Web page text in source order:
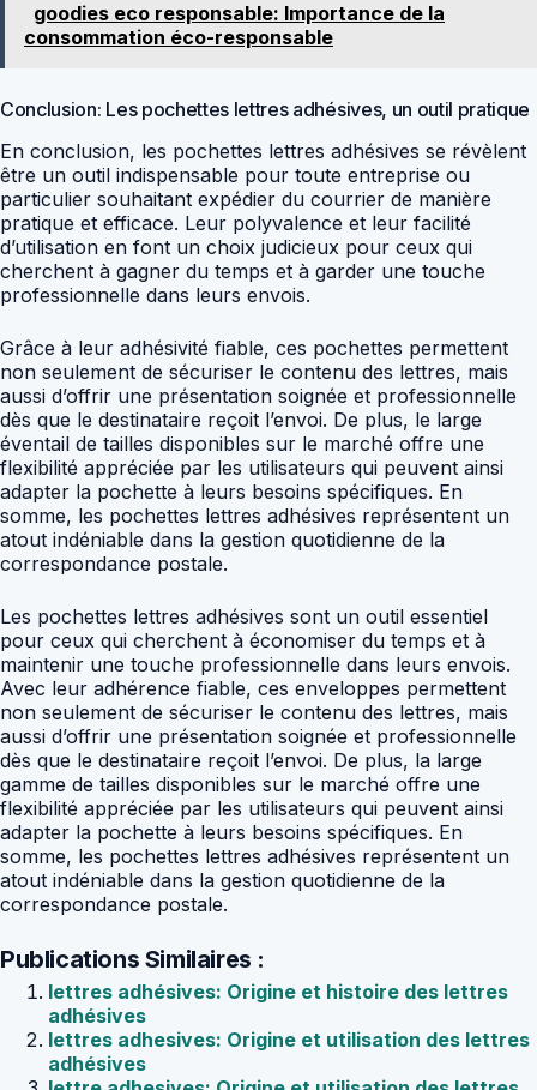
goodies eco responsable: Importance de la
consommation éco-responsable
Conclusion: Les pochettes lettres adhésives, un outil pratique
En conclusion, les pochettes lettres adhésives se révèlent
être un outil indispensable pour toute entreprise ou
particulier souhaitant expédier du courrier de manière
pratique et efficace. Leur polyvalence et leur facilité
d’utilisation en font un choix judicieux pour ceux qui
cherchent à gagner du temps et à garder une touche
professionnelle dans leurs envois.
Grâce à leur adhésivité fiable, ces pochettes permettent
non seulement de sécuriser le contenu des lettres, mais
aussi d’offrir une présentation soignée et professionnelle
dès que le destinataire reçoit l’envoi. De plus, le large
éventail de tailles disponibles sur le marché offre une
flexibilité appréciée par les utilisateurs qui peuvent ainsi
adapter la pochette à leurs besoins spécifiques. En
somme, les pochettes lettres adhésives représentent un
atout indéniable dans la gestion quotidienne de la
correspondance postale.
Les pochettes lettres adhésives sont un outil essentiel
pour ceux qui cherchent à économiser du temps et à
maintenir une touche professionnelle dans leurs envois.
Avec leur adhérence fiable, ces enveloppes permettent
non seulement de sécuriser le contenu des lettres, mais
aussi d’offrir une présentation soignée et professionnelle
dès que le destinataire reçoit l’envoi. De plus, la large
gamme de tailles disponibles sur le marché offre une
flexibilité appréciée par les utilisateurs qui peuvent ainsi
adapter la pochette à leurs besoins spécifiques. En
somme, les pochettes lettres adhésives représentent un
atout indéniable dans la gestion quotidienne de la
correspondance postale.
Publications Similaires :
lettres adhésives: Origine et histoire des lettres
adhésives
lettres adhesives: Origine et utilisation des lettres
adhésives